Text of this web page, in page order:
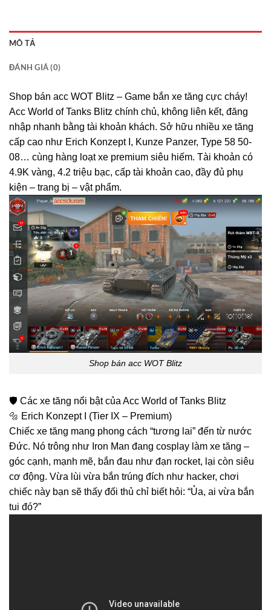
MÔ TẢ
ĐÁNH GIÁ (0)
Shop bán acc WOT Blitz – Game bắn xe tăng cực cháy!
Acc World of Tanks Blitz chính chủ, không liên kết, đăng
nhập nhanh bằng tài khoản khách. Sở hữu nhiều xe tăng
cấp cao như Erich Konzept I, Kunze Panzer, Type 58 50-
08… cùng hàng loạt xe premium siêu hiếm. Tài khoản có
4.9K vàng, 4.2 triệu bạc, cấp tài khoản cao, đầy đủ phụ
kiện – trang bị – vật phẩm.
Shop bán acc WOT Blitz
🛡️ Các xe tăng nổi bật của Acc World of Tanks Blitz
🔩 Erich Konzept I (Tier IX – Premium)
Chiếc xe tăng mang phong cách “tương lai” đến từ nước
Đức. Nó trông như Iron Man đang cosplay làm xe tăng –
góc cạnh, mạnh mẽ, bắn đau như đạn rocket, lại còn siêu
cơ động. Vừa lùi vừa bắn trúng đích như hacker, chơi
chiếc này bạn sẽ thấy đối thủ chỉ biết hỏi: “Ủa, ai vừa bắn
tui đó?”